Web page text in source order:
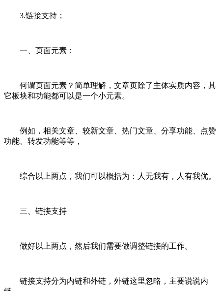
3.链接支持；
一、页面元素：
何谓页面元素？简单理解，文章页除了主体实质内容，其
它板块和功能都可以是一个小元素。
例如，相关文章、较新文章、热门文章、分享功能、点赞
功能、转发功能等等，
综合以上两点，我们可以概括为：人无我有，人有我优。
三、链接支持
做好以上两点，然后我们需要做调整链接的工作。
链接支持分为内链和外链，外链这里忽略，主要说说内